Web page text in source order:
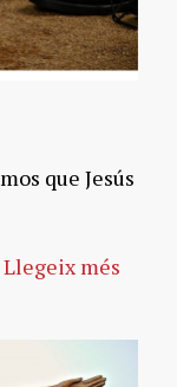
que Jesús
Llegeix més